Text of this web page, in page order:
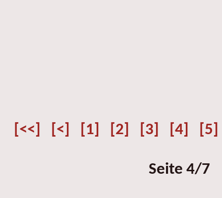
[<<] [<] [1] [2] [3] [4] [5]
Seite 4/7